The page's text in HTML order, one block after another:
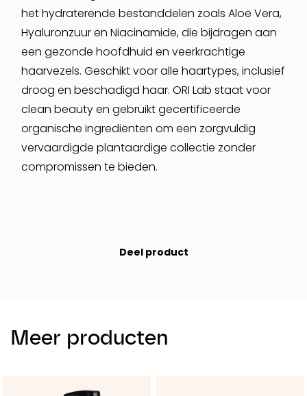
het hydraterende bestanddelen zoals Aloë Vera,
Hyaluronzuur en Niacinamide, die bijdragen aan
een gezonde hoofdhuid en veerkrachtige
haarvezels. Geschikt voor alle haartypes, inclusief
droog en beschadigd haar. ORI Lab staat voor
clean beauty en gebruikt gecertificeerde
organische ingrediënten om een zorgvuldig
vervaardigde plantaardige collectie zonder
compromissen te bieden.
Deel product
Meer producten